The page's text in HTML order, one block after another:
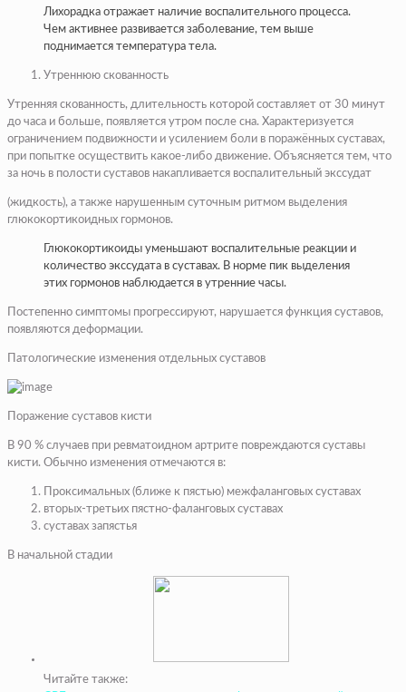
Лихорадка отражает наличие воспалительного процесса.
Чем активнее развивается заболевание, тем выше
поднимается температура тела.
Утреннюю скованность
Утренняя скованность, длительность которой составляет от 30 минут
до часа и больше, появляется утром после сна. Характеризуется
ограничением подвижности и усилением боли в поражённых суставах,
при попытке осуществить какое-либо движение. Объясняется тем, что
за ночь в полости суставов накапливается воспалительный экссудат
(жидкость), а также нарушенным суточным ритмом выделения
глюкокортикоидных гормонов.
Глюкокортикоиды уменьшают воспалительные реакции и
количество экссудата в суставах. В норме пик выделения
этих гормонов наблюдается в утренние часы.
Постепенно симптомы прогрессируют, нарушается функция суставов,
появляются деформации.
Патологические изменения отдельных суставов
Поражение суставов кисти
В 90 % случаев при ревматоидном артрите повреждаются суставы
кисти. Обычно изменения отмечаются в:
Проксимальных (ближе к пястью) межфаланговых суставах
вторых-третьих пястно-фаланговых суставах
суставах запястья
В начальной стадии
Читайте также: